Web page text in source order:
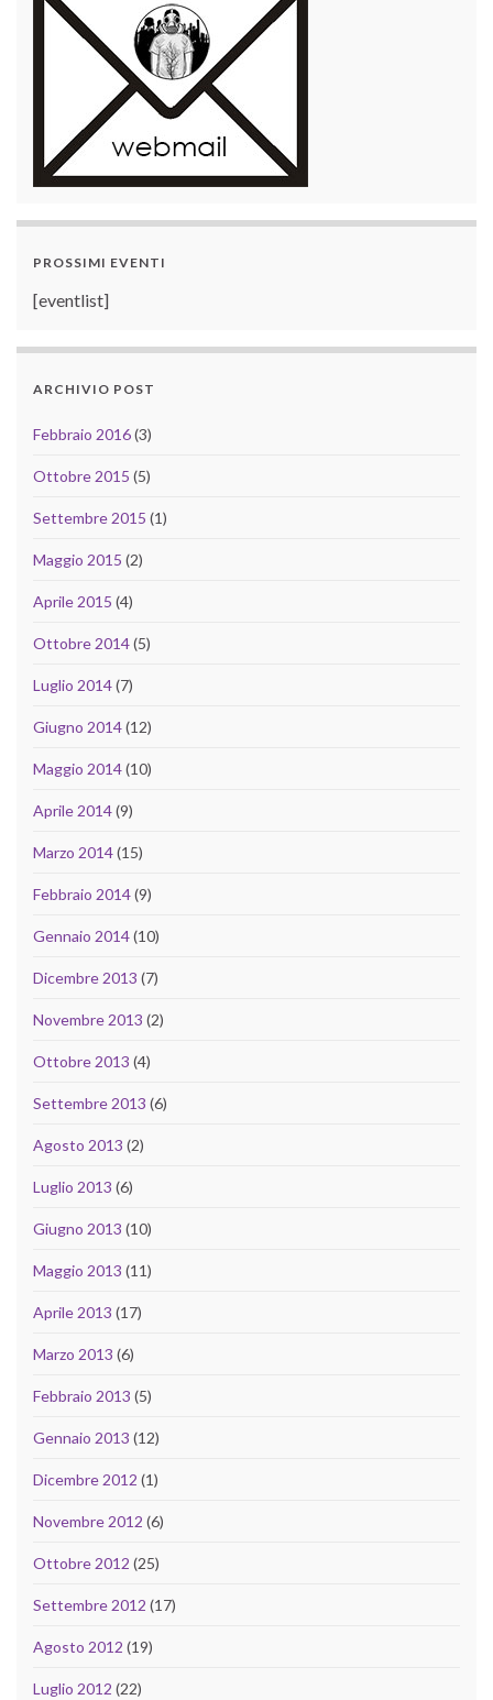
PROSSIMI EVENTI
[eventlist]
ARCHIVIO POST
Febbraio 2016(3)
Ottobre 2015 (5)
Settembre 2015 (1)
Maggio 2015 (2)
Aprile 2015 (4)
Ottobre 2014(5)
Luglio 2014(7)
Giugno 2014(12)
Maggio 2014(10)
Aprile 2014(9)
Marzo 2014(15)
Febbraio 2014(9)
Gennaio 2014(10)
Dicembre 2013 (7)
Novembre 2013 (2)
Ottobre 2013 (4)
Settembre 2013 (6)
Agosto 2013 (2)
Luglio 2013 (6)
Giugno 2013 (10)
Maggio 2013 (11)
Aprile 2013 (17)
Marzo 2013 (6)
Febbraio 2013 (5)
Gennaio 2013 (12)
Dicembre 2012 (1)
Novembre 2012 (6)
Ottobre 2012 (25)
Settembre 2012 (17)
Agosto 2012 (19)
Luglio 2012 (22)